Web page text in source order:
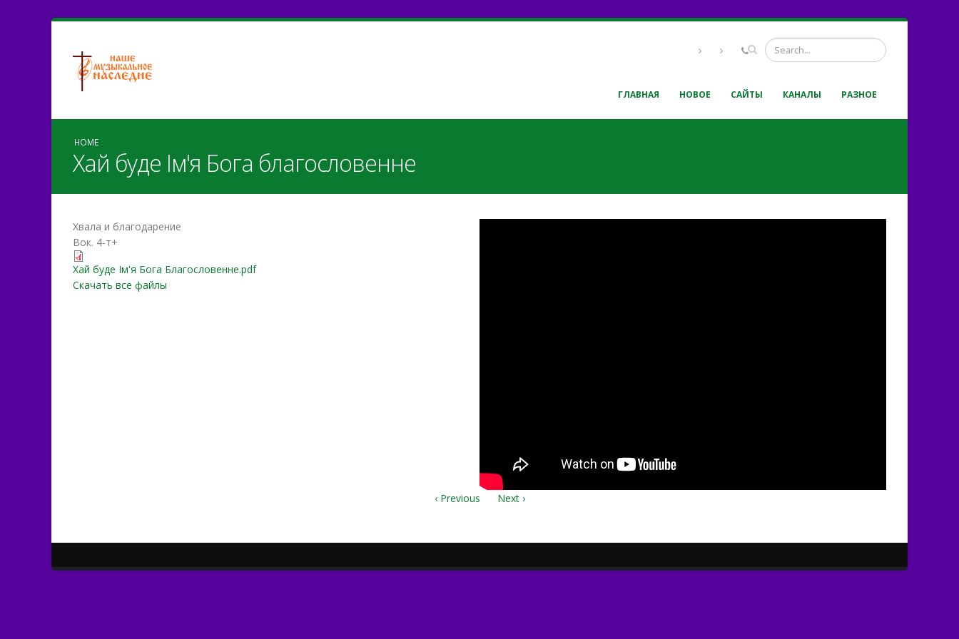
ГЛАВНАЯ НОВОЕ САЙТЫ КАНАЛЫ РАЗНОЕ
HOME
Хай буде Iм'я Бога благословенне
Хвала и благодарение
Вок. 4-т+
Хай буде Iм'я Бога Благословенне.pdf
Хай буде Iм'я Бога Благословенне.pdf
Скачать все файлы
‹ Previous Next ›